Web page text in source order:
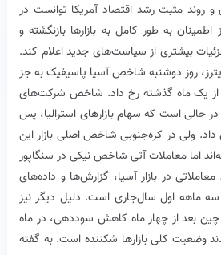
مثبت رشد اقتصاد آمریکا توانست در
به طور کامل به بازارها بازنگشته و
بیشتری از سیاست‌های جدید اعلام کند.
روز دوشنبه شاخص آسیا پاسیفیک به جز
از یک ماه گذشته رخ داد. شاخص شرکت‌های
پیش ۶/۵ درصد نزول کرده بود.این در حالی است که سهام بازارهای استرالیا‌، پس
را لمس کرد، روز دوشنبه ۴۳/۰ درصد افت نشان داد. ولی در کره‌جنوبی شاخص اصلی بازار این
اما معاملات آتی شاخص نیکی در سنگاپور
معاملاتی در بازار آسیا، گزارش‌ها و داده‌های
این کشور در سه ماهه اول سال‌جاری است. دلیل دیگر نیز
بعد از چهار ماه کاهش سوددهی، در ماه
وضعیت کلی بازارها شکننده است. به گفته